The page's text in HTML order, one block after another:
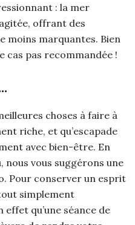
: la mer
offrant des
moins marquantes. Bien
cas pas recommandée !
choses à faire à
riche, et qu’escapade
avec bien-être. En
nous vous suggérons une
Pour conserver un esprit
simplement
qu’une séance de